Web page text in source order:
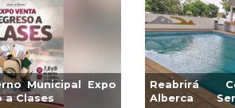
banquetas para la
en Pánuco
exponen